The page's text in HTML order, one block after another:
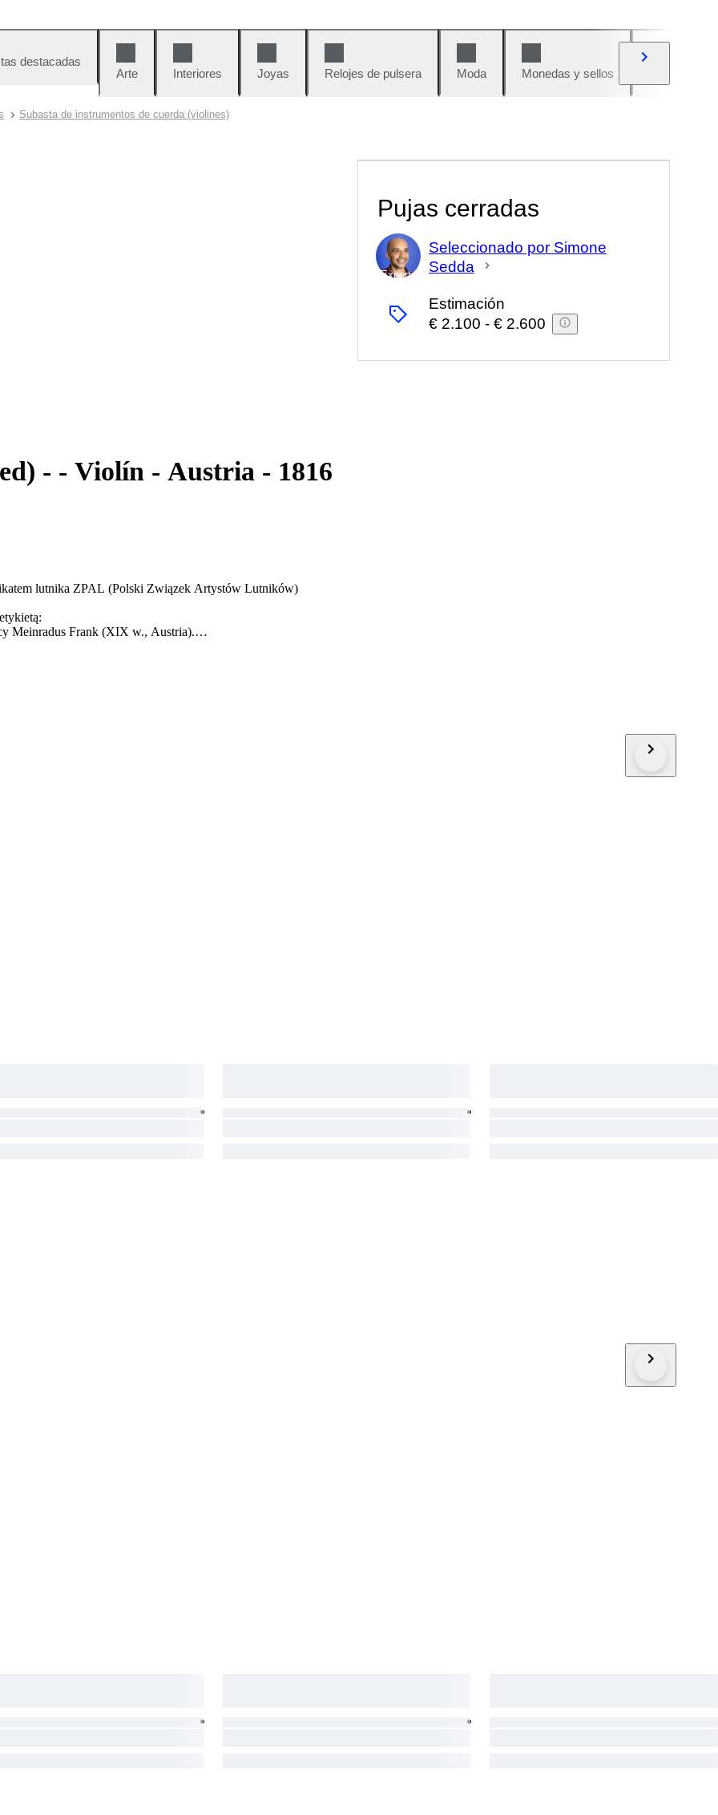
destacadas
Arte
Interiores Joyas Relojes de pulsera Moda Monedas y sellos
Subasta de instrumentos de cuerda (violines)
Meinradus Frank (certified) - - Violín - Austria - 1816
lutnika ZPAL (Polski Związek Artystów Lutników)
Meinradus Frank (XIX w., Austria).
Pujas cerradas
Experto
Seleccionado por Simone
Sedda
Estimación
€ 2.100 - € 2.600